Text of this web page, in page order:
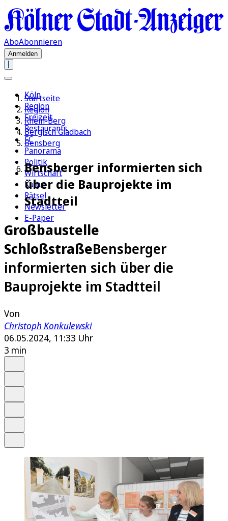
AboAbonnieren
Anmelden
Köln
Region
Freizeit
Restaurants
FC
Panorama
Politik
Wirtschaft
Kultur
Rätsel
Newsletter
E-Paper
Startseite
Region
Rhein-Berg
Bergisch Gladbach
Bensberg
Bensberger informierten sich
über die Bauprojekte im
Stadtteil
Großbaustelle
SchloßstraßeBensberger
informierten sich über die
Bauprojekte im Stadtteil
Von
Christoph Konkulewski
06.05.2024, 11:33 Uhr
3 min